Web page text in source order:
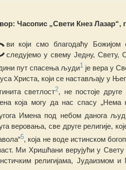
Часопис „Свети Кнез Лазар“,
ви који смо благодаћу Божијом
следујемо у свему Једну, Свету,
пут спасења људи1је вера у
Христа, који се настављају у
светлост2, не постоје д
на која могу да нас спасу
Имена под небом данога људ
веровања, све друге религије,
5, која не воде истинском бог
Ми Хришћани верујући у Свету
религијама, Јудаизмом и